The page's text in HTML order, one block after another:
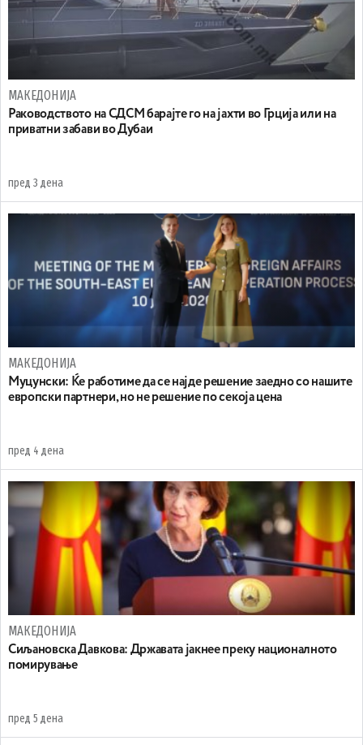
МАКЕДОНИЈА
Раководството на СДСМ барајте го на јахти во Грција или на
приватни забави во Дубаи
пред 3 дена
МАКЕДОНИЈА
Муцунски: Ќе работиме да се најде решение заедно со нашите
европски партнери, но не решение по секоја цена
пред 4 дена
МАКЕДОНИЈА
Сиљановска Давкова: Државата јакнее преку националното
помирување
пред 5 дена